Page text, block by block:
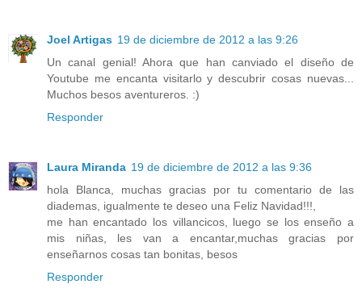
Joel Artigas 19 de diciembre de 2012 a las 9:26
Un canal genial! Ahora que han canviado el diseño de
Youtube me encanta visitarlo y descubrir cosas nuevas...
Muchos besos aventureros. :)
Responder
Laura Miranda 19 de diciembre de 2012 a las 9:36
hola Blanca, muchas gracias por tu comentario de las
diademas, igualmente te deseo una Feliz Navidad!!!,
me han encantado los villancicos, luego se los enseño a
mis niñas, les van a encantar,muchas gracias por
enseñarnos cosas tan bonitas, besos
Responder